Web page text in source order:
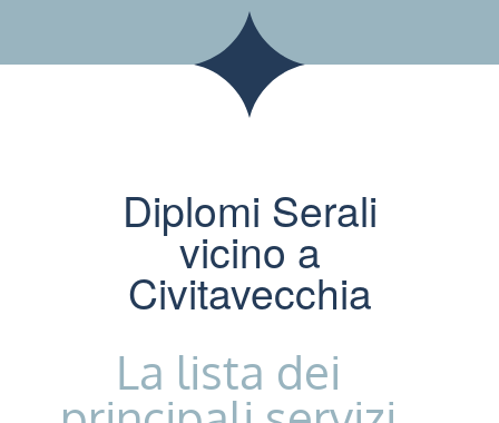
Diplomi Serali
vicino a
Civitavecchia
La lista dei